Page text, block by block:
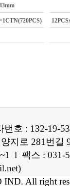
호 : 132-19-
지로 281번길
l 팩스 :
All right